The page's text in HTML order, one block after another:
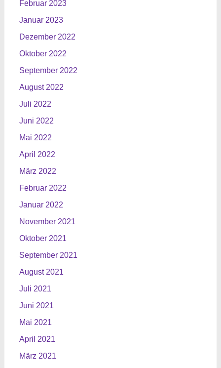
Februar 2023
Januar 2023
Dezember 2022
Oktober 2022
September 2022
August 2022
Juli 2022
Juni 2022
Mai 2022
April 2022
März 2022
Februar 2022
Januar 2022
November 2021
Oktober 2021
September 2021
August 2021
Juli 2021
Juni 2021
Mai 2021
April 2021
März 2021